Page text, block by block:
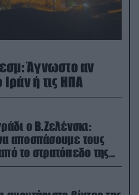
Άγνωστο αν
ή τις ΗΠΑ
ο Β.Ζελένσκι:
αποσπάσουμε τους
το στρατόπεδο της